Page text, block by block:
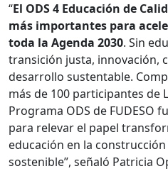
“El ODS 4 Educación de
más importantes para
toda la Agenda 2030. Sin
transición justa, innovación,
desarrollo sustentable.
más de 100 participantes de
Programa ODS de FUDESO
para relevar el papel
educación en la
sostenible”, señaló Patricia